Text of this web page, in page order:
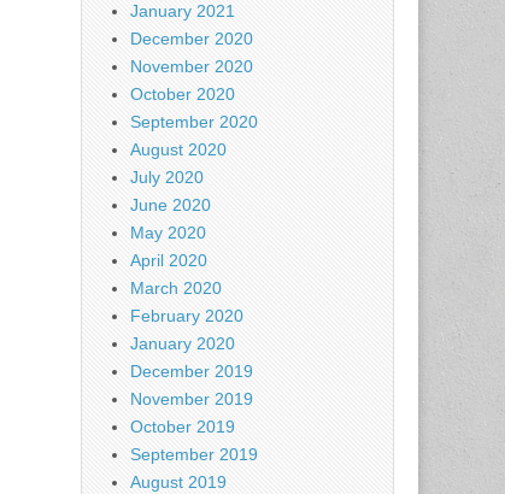
January 2021
December 2020
November 2020
October 2020
September 2020
August 2020
July 2020
June 2020
May 2020
April 2020
March 2020
February 2020
January 2020
December 2019
November 2019
October 2019
September 2019
August 2019